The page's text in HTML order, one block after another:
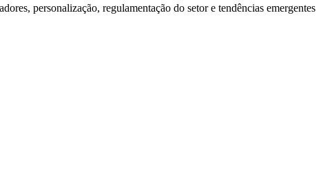
personalização, regulamentação do setor e tendências emergentes